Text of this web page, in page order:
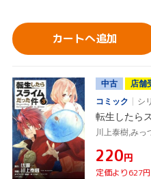
カートへ追加
中古
店舗
コミック
シ
転生したら
川上泰樹,みっ
¥220円
定価より627